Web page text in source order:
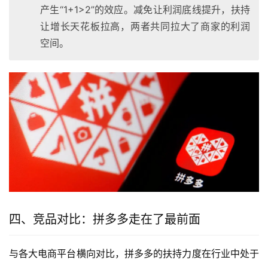
产生“1+1>2”的效应。减免让利润底线提升，扶持
让增长天花板拉高，两者共同拉大了商家的利润
空间。
四、竞品对比：拼多多走在了最前面
与各大电商平台横向对比，拼多多的扶持力度在行业中处于